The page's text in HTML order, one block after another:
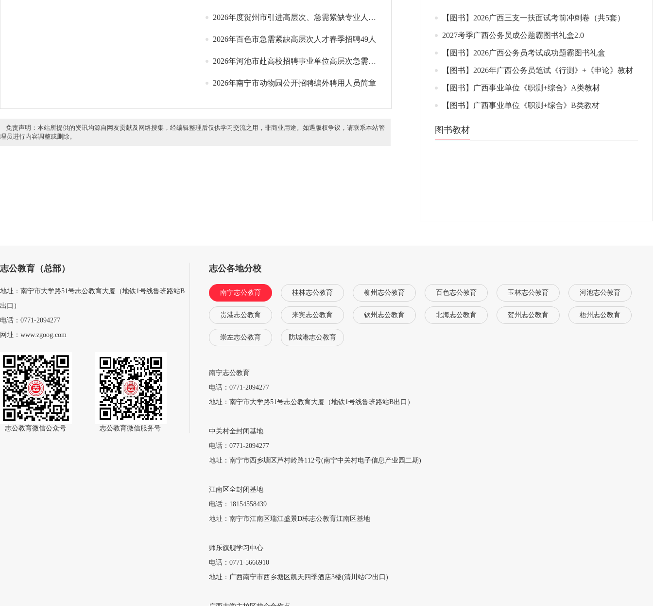
2026年度贺州市引进高层次、急需紧缺专业人才79人
2026年百色市急需紧缺高层次人才春季招聘49人
2026年河池市赴高校招聘事业单位高层次急需紧缺人才48人
2026年南宁市动物园公开招聘编外聘用人员简章
免责声明：本站所提供的资讯均源自网友贡献及网络搜集，经编辑整理后仅供学习交流之用，非商业用途。如遇版权争议，请联系本站管
理员进行内容调整或删除。
【图书】2026广西三支一扶面试考前冲刺卷（共5套）
2027考季广西公务员成公题霸图书礼盒2.0
【图书】2026广西公务员考试成功题霸图书礼盒
【图书】2026年广西公务员笔试《行测》+《申论》教材
【图书】广西事业单位《职测+综合》A类教材
【图书】广西事业单位《职测+综合》B类教材
图书教材
志公教育（总部）
地址：南宁市大学路51号志公教育大厦（地铁1号线鲁班路站B
出口）
电话：0771-2094277
网址：www.zgoog.com
志公教育微信公众号 志公教育微信服务号
志公各地分校
南宁志公教育 桂林志公教育 柳州志公教育 百色志公教育 玉林志公教育 河池志公教育
贵港志公教育 来宾志公教育 钦州志公教育 北海志公教育 贺州志公教育 梧州志公教育
崇左志公教育 防城港志公教育
南宁志公教育
电话：0771-2094277
地址：南宁市大学路51号志公教育大厦（地铁1号线鲁班路站B出口）
中关村全封闭基地
电话：0771-2094277
地址：南宁市西乡塘区芦村岭路112号(南宁中关村电子信息产业园二期)
江南区全封闭基地
电话：18154558439
地址：南宁市江南区瑞江盛景D栋志公教育江南区基地
师乐旗舰学习中心
电话：0771-5666910
地址：广西南宁市西乡塘区凯天四季酒店3楼(清川站C2出口)